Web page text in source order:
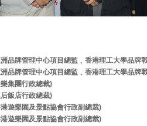
品牌管理中心項目總監﹑香港理工大學品牌
品牌管理中心項目總監﹑香港理工大學品牌
集團行政總裁)
飯店行政總裁)
遊樂園及景點協會行政副總裁)
遊樂園及景點協會行政副總裁)